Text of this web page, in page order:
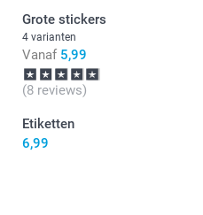
Grote stickers
4 varianten
Vanaf 5,99
(8 reviews)
Etiketten
6,99